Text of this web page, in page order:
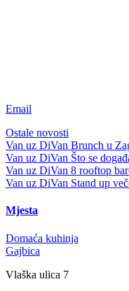
Email
Ostale novosti
Van uz DiVan Brunch u
Van uz DiVan Što se
Van uz DiVan 8 rooftop
Van uz DiVan Stand up
Mjesta
Domaća kuhinja
Gajbica
Vlaška ulica 7